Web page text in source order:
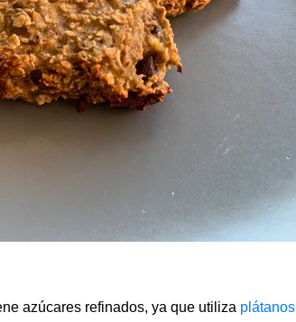
azúcares refinados, ya que utiliza plátanos